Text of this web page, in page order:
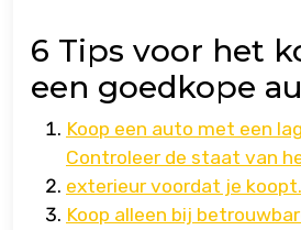
6 Tips voor het
een goedkope
Koop een auto met een
Controleer de staat van
exterieur voordat je koopt.
Koop alleen bij